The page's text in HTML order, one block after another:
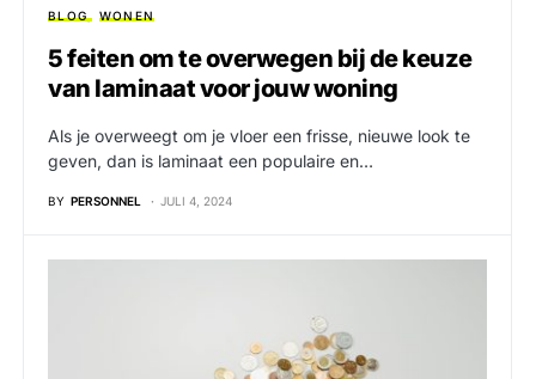
BLOG WONEN
5 feiten om te overwegen bij de keuze
van laminaat voor jouw woning
Als je overweegt om je vloer een frisse, nieuwe look te
geven, dan is laminaat een populaire en…
BY PERSONNEL JULI 4, 2024